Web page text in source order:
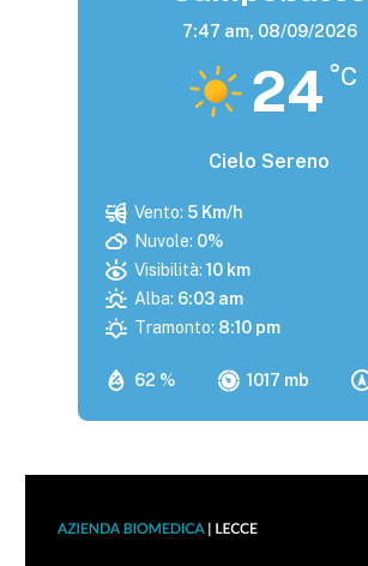
7:47 am, 08/09/2026
24 °C
Cielo Sereno
62 % 1017 mb
Vento: 5 Km/h
Nuvole: 0%
Visibilità: 10 km
Alba: 6:03 am
Tramonto: 8:10 pm